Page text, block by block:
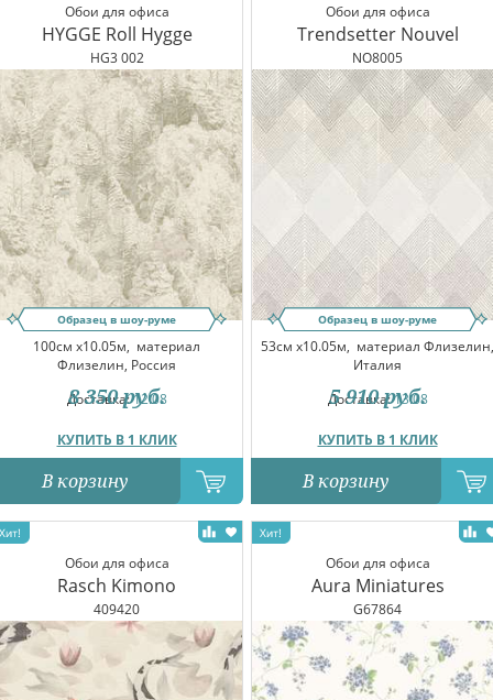
Обои для офиса
HYGGE Roll Hygge
HG3 002
Образец в шоу-руме
100см x10.05м, материал
Флизелин, Россия
Доставка:12.08
КУПИТЬ В 1 КЛИК
8 350 руб.
В корзину
Обои для офиса
Trendsetter Nouvel
NO8005
Образец в шоу-руме
53см x10.05м, материал Флизелин,
Италия
Доставка:13.08
КУПИТЬ В 1 КЛИК
5 910 руб.
В корзину
Обои для офиса
Rasch Kimono
409420
Обои для офиса
Aura Miniatures
G67864